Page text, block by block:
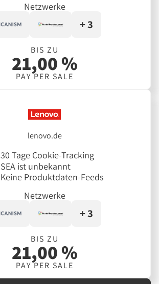
Netzwerke
+ 3
BIS ZU
21,00 %
PAY PER SALE
lenovo.de
30 Tage Cookie-Tracking
SEA ist unbekannt
Keine Produktdaten-Feeds
Netzwerke
+ 3
BIS ZU
21,00 %
PAY PER SALE